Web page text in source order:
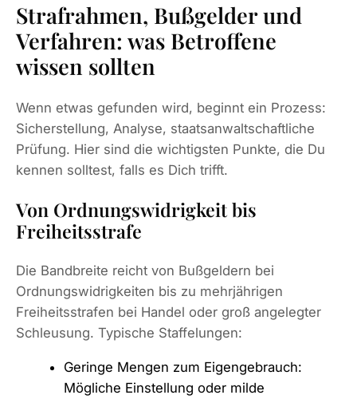
Strafrahmen, Bußgelder und
Verfahren: was Betroffene
wissen sollten
Wenn etwas gefunden wird, beginnt ein Prozess:
Sicherstellung, Analyse, staatsanwaltschaftliche
Prüfung. Hier sind die wichtigsten Punkte, die Du
kennen solltest, falls es Dich trifft.
Von Ordnungswidrigkeit bis
Freiheitsstrafe
Die Bandbreite reicht von Bußgeldern bei
Ordnungswidrigkeiten bis zu mehrjährigen
Freiheitsstrafen bei Handel oder groß angelegter
Schleusung. Typische Staffelungen:
Geringe Mengen zum Eigengebrauch:
Mögliche Einstellung oder milde